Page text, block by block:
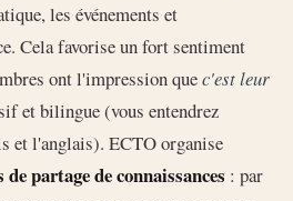
les événements et
Cela favorise un fort sentiment
ont l'impression quec'est leur
et bilingue (vous entendrez
et l'anglais). ECTO organise
de partage de connaissances : par